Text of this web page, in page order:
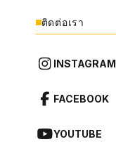
ติดต่อเรา
INSTAGRAM
FACEBOOK
YOUTUBE